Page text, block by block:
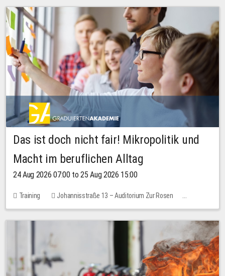
Das ist doch nicht fair! Mikropolitik und
Macht im beruflichen Alltag
24 Aug 2026 07:00 to 25 Aug 2026 15:00
Training
Johannisstraße 13 – Auditorium Zur Rosen
1 place
30.00 EUR